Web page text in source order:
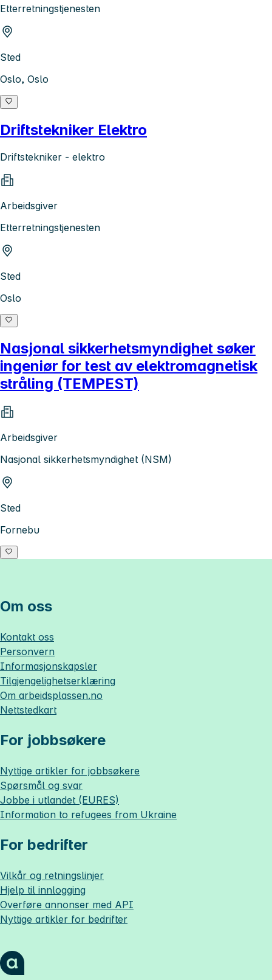
Etterretningstjenesten
Sted
Oslo, Oslo
Driftstekniker Elektro
Driftstekniker - elektro
Arbeidsgiver
Etterretningstjenesten
Sted
Oslo
Nasjonal sikkerhetsmyndighet søker
ingeniør for test av elektromagnetisk
stråling (TEMPEST)
Arbeidsgiver
Nasjonal sikkerhetsmyndighet (NSM)
Sted
Fornebu
Om oss
Kontakt oss
Personvern
Informasjonskapsler
Tilgjengelighetserklæring
Om arbeidsplassen.no
Nettstedkart
For jobbsøkere
Nyttige artikler for jobbsøkere
Spørsmål og svar
Jobbe i utlandet (EURES)
Information to refugees from Ukraine
For bedrifter
Vilkår og retningslinjer
Hjelp til innlogging
Overføre annonser med API
Nyttige artikler for bedrifter